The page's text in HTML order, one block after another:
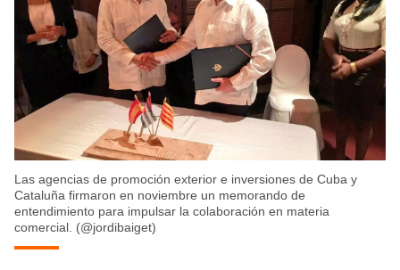
Las agencias de promoción exterior e inversiones de Cuba y
Cataluña firmaron en noviembre un memorando de
entendimiento para impulsar la colaboración en materia
comercial. (‏@jordibaiget)